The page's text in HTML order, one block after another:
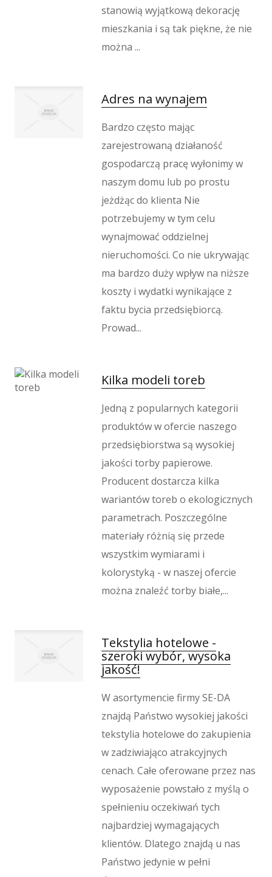
Wypoczynek
Kondycja
Dietetyka, Odchudzanie
Salony Kosmetyczne
Sprzęt Medyczny
Oprogramowanie
Oprogramowanie
Strony Internetowe
Kontakt
stanowią wyjątkową dekorację
mieszkania i są tak piękne, że nie
można ...
Adres na wynajem
Bardzo często mając
zarejestrowaną działaność
gospodarczą pracę wyłonimy w
naszym domu lub po prostu
jeżdżąc do klienta Nie
potrzebujemy w tym celu
wynajmować oddzielnej
nieruchomości. Co nie ukrywając
ma bardzo duży wpływ na niższe
koszty i wydatki wynikające z
faktu bycia przedsiębiorcą.
Prowad...
Kilka modeli toreb
Jedną z popularnych kategorii
produktów w ofercie naszego
przedsiębiorstwa są wysokiej
jakości torby papierowe.
Producent dostarcza kilka
wariantów toreb o ekologicznych
parametrach. Poszczególne
materiały różnią się przede
wszystkim wymiarami i
kolorystyką - w naszej ofercie
można znaleźć torby białe,...
Tekstylia hotelowe -
szeroki wybór, wysoka
jakość!
W asortymencie firmy SE-DA
znajdą Państwo wysokiej jakości
tekstylia hotelowe do zakupienia
w zadziwiająco atrakcyjnych
cenach. Całe oferowane przez nas
wyposażenie powstało z myślą o
spełnieniu oczekiwań tych
najbardziej wymagających
klientów. Dlatego znajdą u nas
Państwo jedynie w pełni